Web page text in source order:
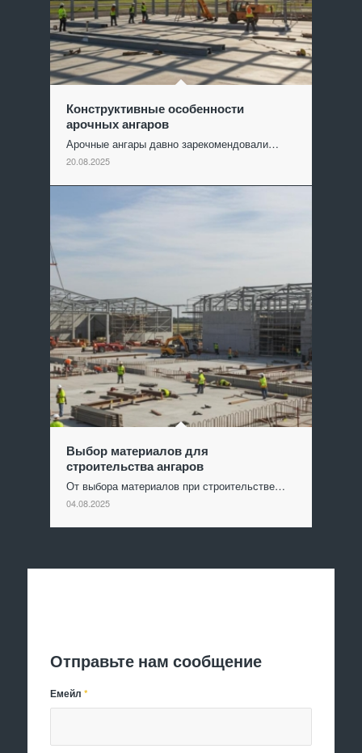
Конструктивные особенности
арочных ангаров
Арочные ангары давно зарекомендовали…
20.08.2025
Выбор материалов для
строительства ангаров
От выбора материалов при строительстве…
04.08.2025
Отправьте нам сообщение
Емейл*